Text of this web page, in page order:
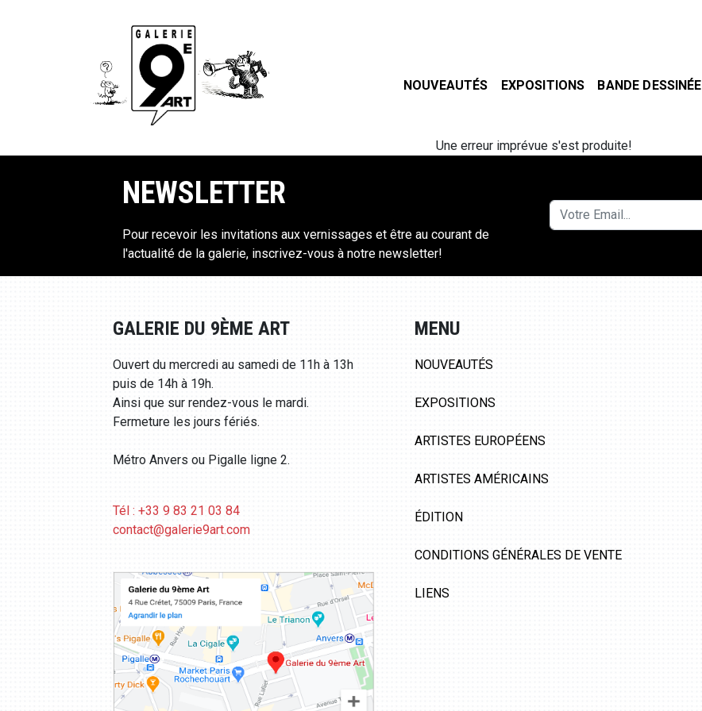
NOUVEAUTÉS EXPOSITIONS BANDE DESSINÉE
Une erreur imprévue s'est produite!
NEWSLETTER
Pour recevoir les invitations aux vernissages et être au courant de
l'actualité de la galerie, inscrivez-vous à notre newsletter!
GALERIE DU 9ÈME ART
Ouvert du mercredi au samedi de 11h à 13h
puis de 14h à 19h.
Ainsi que sur rendez-vous le mardi.
Fermeture les jours fériés.
Métro Anvers ou Pigalle ligne 2.
Tél : +33 9 83 21 03 84
contact@galerie9art.com
MENU
NOUVEAUTÉS
EXPOSITIONS
ARTISTES EUROPÉENS
ARTISTES AMÉRICAINS
ÉDITION
CONDITIONS GÉNÉRALES DE VENTE
LIENS